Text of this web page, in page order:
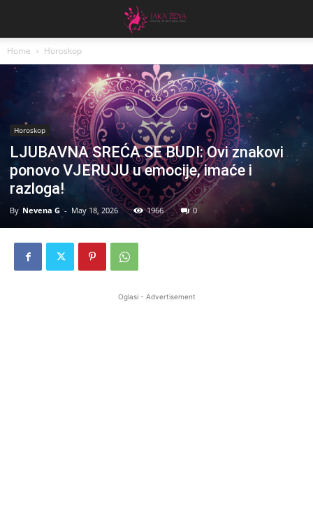
Home Horoskop
Horoskop
LJUBAVNA SREĆA SE BUDI: Ovi znakovi
ponovo VJERUJU u emocije, imaće i
razloga!
By Nevena G - May 18, 2026 1966 0
Oglasi - Advertisement